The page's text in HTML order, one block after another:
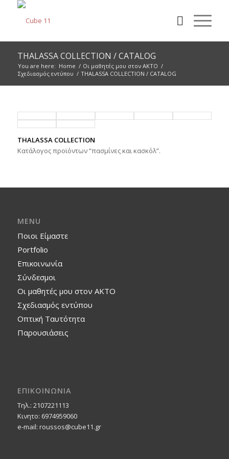
THALASSA COLLECTION / CATALOG
You are here: Home / Οι μαθητές μου στον ΑΚΤΟ /
Σχεδιασμός εντύπου / THALASSA COLLECTION / CATALOG
THALASSA COLLECTION
Κατάλογος προϊόντων “πασμίνες και κασκόλ”.
MENU
Ποιοι Είμαστε
Portfolio
Επικοινωνία
Σύνδεσμοι
Οι μαθητές μου στον ΑΚΤΟ
Σχεδιασμός εντύπου
Οπτική Ταυτότητα
Παρουσιάσεις
ΕΠΙΚΟΙΝΩΝΙΑ
Τηλ.: 2107221113
Κινητο: 6974959060
e-mail: roussos@cube11.gr